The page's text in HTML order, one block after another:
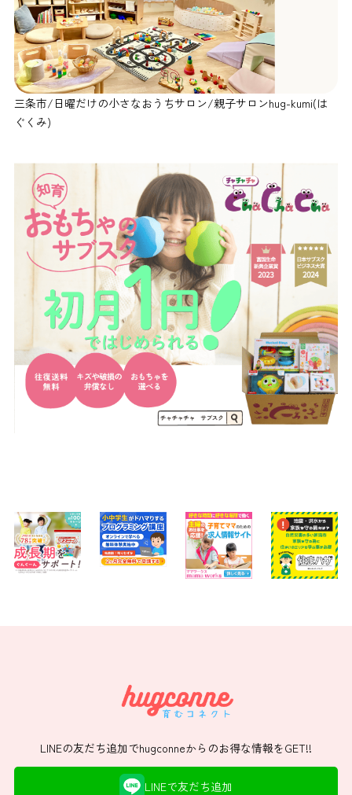
三条市/日曜だけの小さなおうちサロン/親子サロンhug-kumi(は
ぐくみ)
LINEの友だち追加でhugconneからのお得な情報をGET!!
LINEで友だち追加